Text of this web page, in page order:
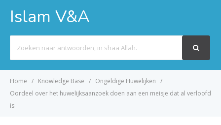
Islam V&A
For
Home Knowledge Base
Ongeldige Huwelijken
Oordeel over het huwelijksaanzoek doen aan een meisje dat al verloofd
is